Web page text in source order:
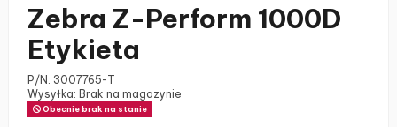
Zebra Z-Perform 1000D
Etykieta
P/N: 3007765-T
Wysyłka: Brak na magazynie
Obecnie brak na stanie